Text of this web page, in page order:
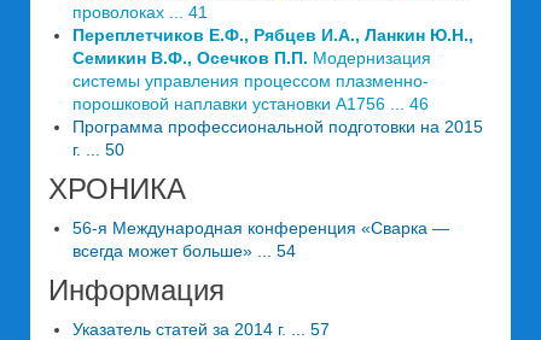
проволоках ... 41
Переплетчиков Е.Ф., Рябцев И.А., Ланкин Ю.Н.,
Семикин В.Ф., Осечков П.П. Модернизация
системы управления процессом плазменно-
порошковой наплавки установки А1756 ... 46
Программа профессиональной подготовки на 2015
г. ... 50
ХРОНИКА
56-я Международная конференция «Сварка —
всегда может больше» ... 54
Информация
Указатель статей за 2014 г. ... 57